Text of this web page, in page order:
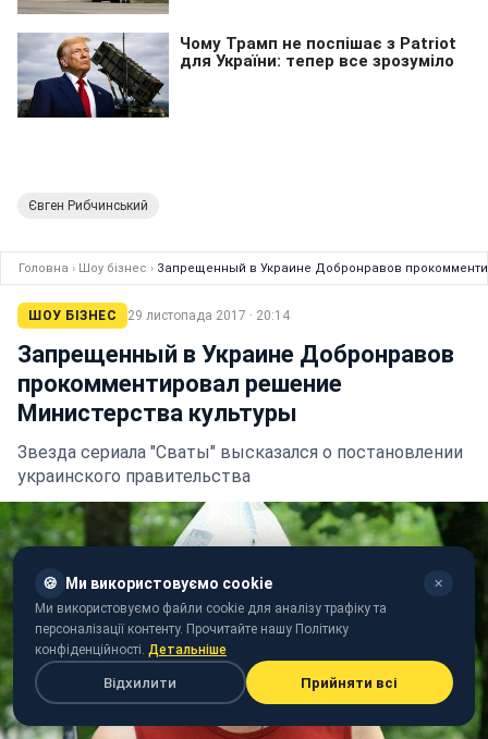
Євген Рибчинський
Головна › Шоу бізнес › Запрещенный в Украине Добронравов
ШОУ БІЗНЕС 29 листопада 2017 · 20:14
Запрещенный в Украине Добронравов
прокомментировал решение
Министерства культуры
Звезда сериала "Сваты" высказался о постановлении
украинского правительства
🍪 Ми використовуємо cookie ✕
Ми використовуємо файли cookie для аналізу трафіку та
персоналізації контенту. Прочитайте нашу Політику
конфіденційності. Детальніше
Відхилити Прийняти всі